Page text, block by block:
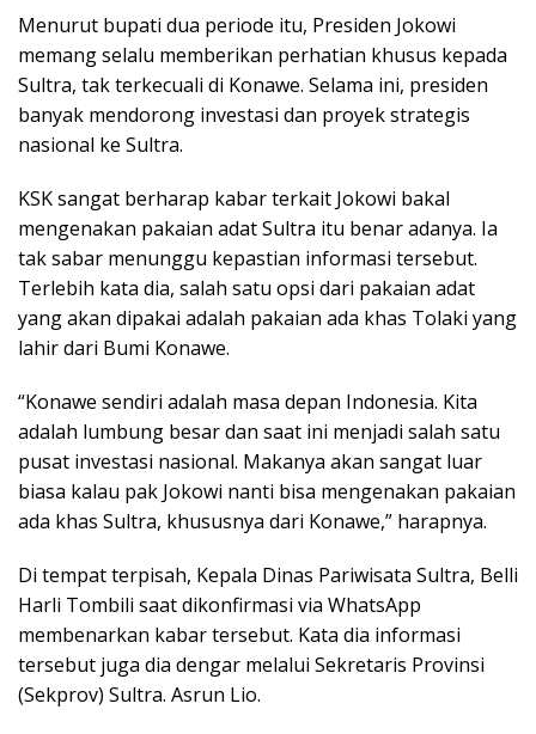
Menurut bupati dua periode itu, Presiden Jokowi
memang selalu memberikan perhatian khusus kepada
Sultra, tak terkecuali di Konawe. Selama ini, presiden
banyak mendorong investasi dan proyek strategis
nasional ke Sultra.
KSK sangat berharap kabar terkait Jokowi bakal
mengenakan pakaian adat Sultra itu benar adanya. Ia
tak sabar menunggu kepastian informasi tersebut.
Terlebih kata dia, salah satu opsi dari pakaian adat
yang akan dipakai adalah pakaian ada khas Tolaki yang
lahir dari Bumi Konawe.
“Konawe sendiri adalah masa depan Indonesia. Kita
adalah lumbung besar dan saat ini menjadi salah satu
pusat investasi nasional. Makanya akan sangat luar
biasa kalau pak Jokowi nanti bisa mengenakan pakaian
ada khas Sultra, khususnya dari Konawe,” harapnya.
Di tempat terpisah, Kepala Dinas Pariwisata Sultra, Belli
Harli Tombili saat dikonfirmasi via WhatsApp
membenarkan kabar tersebut. Kata dia informasi
tersebut juga dia dengar melalui Sekretaris Provinsi
(Sekprov) Sultra. Asrun Lio.